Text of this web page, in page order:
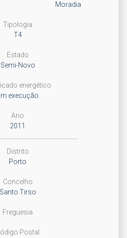
Moradia
Tipologia
T4
Estado
Semi-Novo
energético
execução
Ano
2011
Distrito
Porto
Concelho
Santo Tirso
Freguesia
Postal